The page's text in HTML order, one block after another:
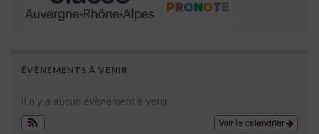
ÉVÈNEMENTS À VENIR
Il n’y a aucun évènement à venir.
Voir le calendrier